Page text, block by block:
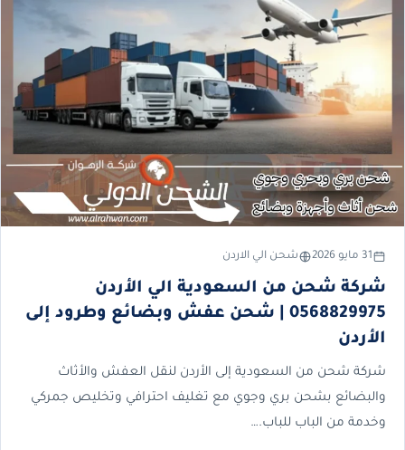
31 مايو 2026 شحن الي الاردن
شركة شحن من السعودية الي الأردن
0568829975 | شحن عفش وبضائع وطرود إلى
الأردن
شركة شحن من السعودية إلى الأردن لنقل العفش والأثاث
والبضائع بشحن بري وجوي مع تغليف احترافي وتخليص جمركي
وخدمة من الباب للباب.…